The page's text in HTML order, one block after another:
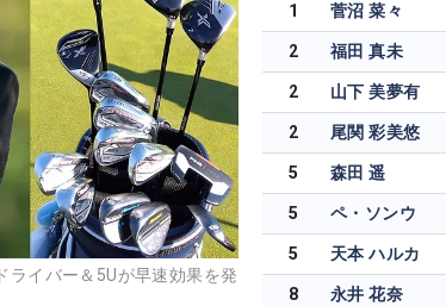
ライバー＆5Uが早速効果を発
1 菅沼 菜々
2 福田 真未
2 山下 美夢有
2 尾関 彩美悠
5 森田 遥
5 ペ・ソンウ
5 天本 ハルカ
8 永井 花奈